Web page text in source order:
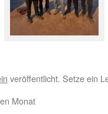
veröffentlicht. Setze ein
Monat